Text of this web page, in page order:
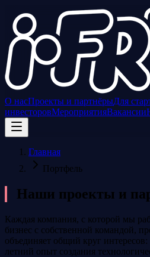
О насПроекты и партнёрыДля
инвесторовМероприятияВакансии
Главная
Портфель
Наши проекты и
Каждая компания, с которой мы
бизнес с собственной командой,
объединяет общий круг
летний опыт создания